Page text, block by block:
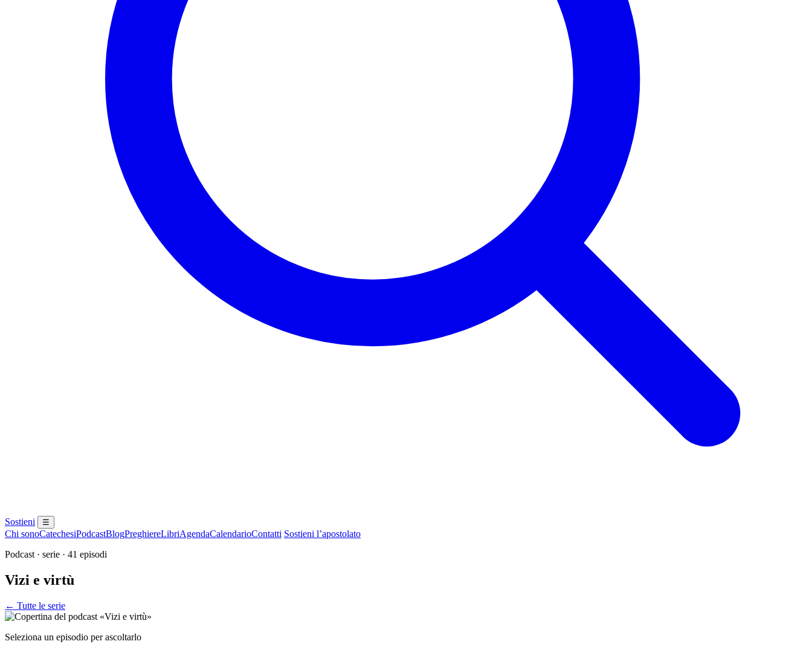
Sostieni ☰
Chi sonoCatechesiPodcastBlogPreghiereLibriAgendaCalendarioContatti Sostieni l’apostolato
Podcast · serie · 41 episodi
Vizi e virtù
← Tutte le serie
Seleziona un episodio per ascoltarlo